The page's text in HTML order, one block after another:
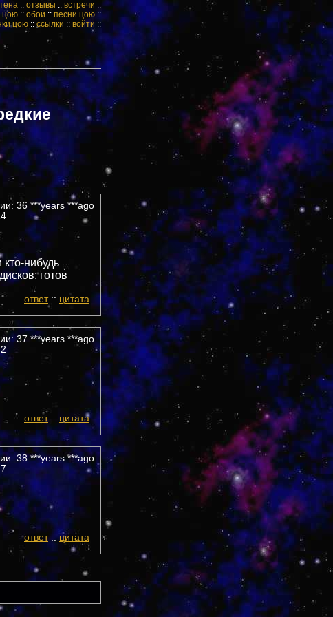
:: отзывы :: встречи ::
цою :: обои :: песни цою::
цою :: ссылки :: войти ::
36 ***years ***ago
нибудь
готов
ответ:: цитата
37 ***years ***ago
ответ:: цитата
38 ***years ***ago
ответ::цитата